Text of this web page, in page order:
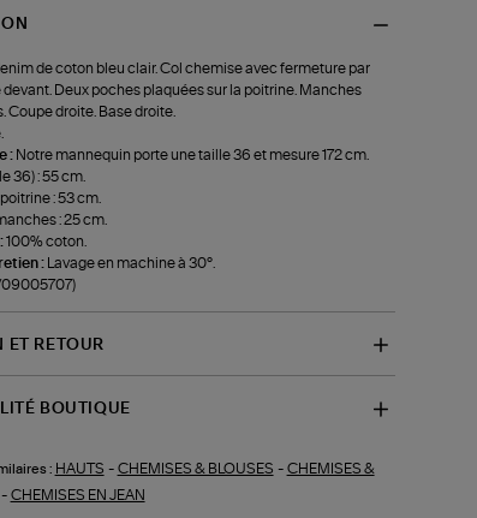
de coton bleu clair. Col chemise avec fermeture par
devant. Deux poches plaquées sur la poitrine. Manches
Coupe droite. Base droite.
: Notre mannequin porte une taille 36 et mesure 172 cm.
36) : 55 cm.
: 53 cm.
: 25 cm.
100% coton.
:
Lavage en machine à 30°.
ET RETOUR
BOUTIQUE
: HAUTS - CHEMISES & BLOUSES - CHEMISES &
- CHEMISES EN JEAN